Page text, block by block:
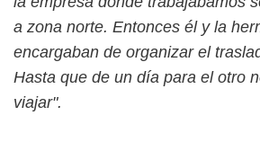
a zona norte. Entonces él y la
encargaban de organizar el
Hasta que de un día para el otro
viajar".